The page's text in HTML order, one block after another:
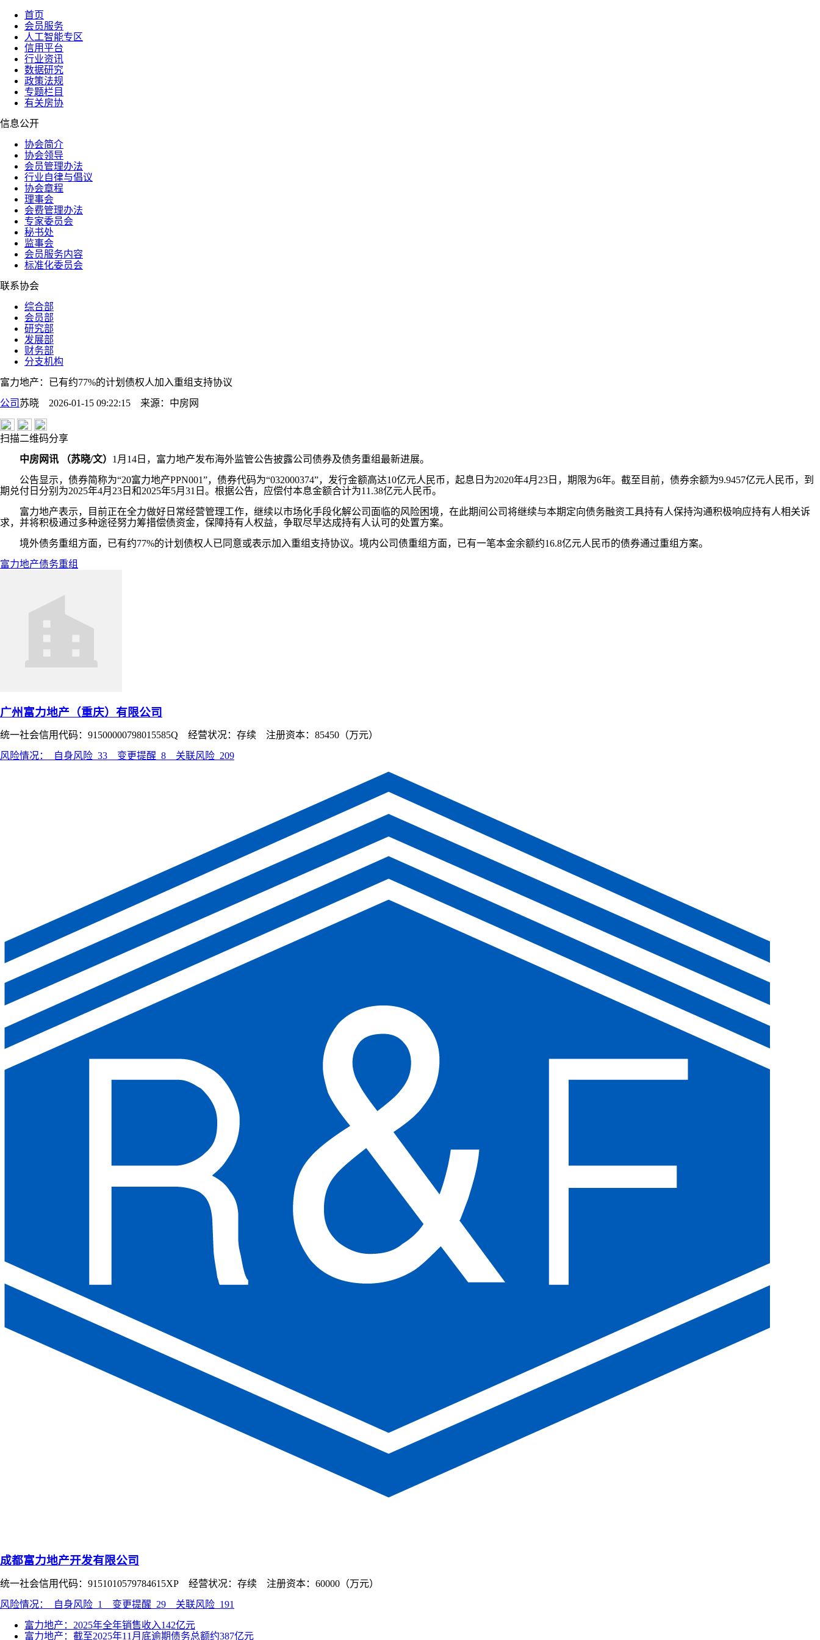
首页
会员服务
人工智能专区
信用平台
行业资讯
数据研究
政策法规
专题栏目
有关房协
信息公开
协会简介
协会领导
会员管理办法
行业自律与倡议
协会章程
理事会
会费管理办法
专家委员会
秘书处
监事会
会员服务内容
标准化委员会
联系协会
综合部
会员部
研究部
发展部
财务部
分支机构
富力地产：已有约77%的计划债权人加入重组支持协议
公司 苏晓 2026-01-15 09:22:15 来源： 中房网
扫描二维码分享
中房网讯 （苏晓/文） 1月14日，富力地产发布海外监管公告披露公司债券及债务重组最新进展。
公告显示，债券简称为“20富力地产PPN001”，债券代码为“032000374”，发行金额高达10亿元人民币，起息日为2020年4月23日，期限为6年。截至目前，债券余额为9.9457亿元人民币，到
期兑付日分别为2025年4月23日和2025年5月31日。根据公告，应偿付本息金额合计为11.38亿元人民币。
富力地产表示，目前正在全力做好日常经营管理工作，继续以市场化手段化解公司面临的风险困境，在此期间公司将继续与本期定向债务融资工具持有人保持沟通积极响应持有人相关诉
求，并将积极通过多种途径努力筹措偿债资金，保障持有人权益，争取尽早达成持有人认可的处置方案。
境外债务重组方面，已有约77%的计划债权人已同意或表示加入重组支持协议。境内公司债重组方面，已有一笔本金余额约16.8亿元人民币的债券通过重组方案。
富力地产债务重组
广州富力地产（重庆）有限公司
统一社会信用代码：91500000798015585Q 经营状况：存续 注册资本：85450（万元）
风险情况：
自身风险 33 变更提醒 8 关联风险 209
成都富力地产开发有限公司
统一社会信用代码：9151010579784615XP 经营状况：存续 注册资本：60000（万元）
风险情况：
自身风险 1 变更提醒 29 关联风险 191
富力地产：2025年全年销售收入142亿元
富力地产：截至2025年11月底逾期债务总额约387亿元